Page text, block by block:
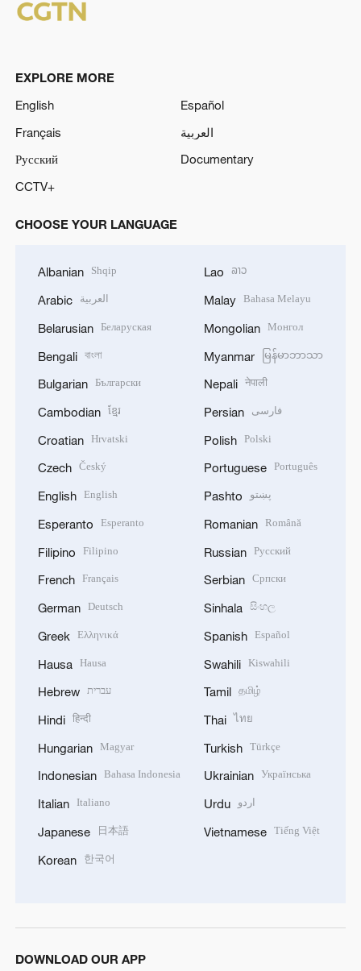
EXPLORE MORE
English
Español
Français
العربية
Русский
Documentary
CCTV+
CHOOSE YOUR LANGUAGE
Albanian Shqip
Arabic العربية
Belarusian Беларуская
Bengali বাংলা
Bulgarian Български
Cambodian ខ្មែរ
Croatian Hrvatski
Czech Český
English English
Esperanto Esperanto
Filipino Filipino
French Français
German Deutsch
Greek Ελληνικά
Hausa Hausa
Hebrew עברית
Hindi हिन्दी
Hungarian Magyar
Indonesian Bahasa Indonesia
Italian Italiano
Japanese 日本語
Korean 한국어
Lao ລາວ
Malay Bahasa Melayu
Mongolian Монгол
Myanmar မြန်မာဘာသာ
Nepali नेपाली
Persian فارسی
Polish Polski
Portuguese Português
Pashto پښتو
Romanian Română
Russian Русский
Serbian Српски
Sinhala සිංහල
Spanish Español
Swahili Kiswahili
Tamil தமிழ்
Thai ไทย
Turkish Türkçe
Ukrainian Українська
Urdu اردو
Vietnamese Tiếng Việt
DOWNLOAD OUR APP